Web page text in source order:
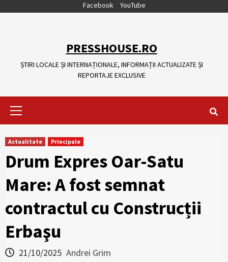
Facebook YouTube
PRESSHOUSE.RO
ȘTIRI LOCALE ȘI INTERNAȚIONALE, INFORMAȚII ACTUALIZATE ȘI
REPORTAJE EXCLUSIVE
Actualitate Principale
Drum Expres Oar-Satu
Mare: A fost semnat
contractul cu Construcții
Erbaşu
21/10/2025 Andrei Grim